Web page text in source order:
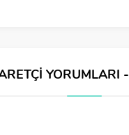
YORUMLARI